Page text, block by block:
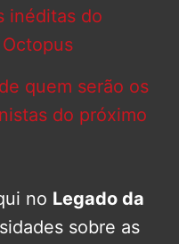
inéditas do
quem serão os
do próximo
no Legado da
sobre as